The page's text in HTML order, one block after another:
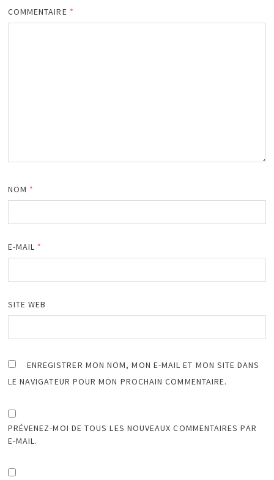
COMMENTAIRE *
NOM *
E-MAIL *
SITE WEB
ENREGISTRER MON NOM, MON E-MAIL ET MON SITE DANS
LE NAVIGATEUR POUR MON PROCHAIN COMMENTAIRE.
PRÉVENEZ-MOI DE TOUS LES NOUVEAUX COMMENTAIRES PAR
E-MAIL.